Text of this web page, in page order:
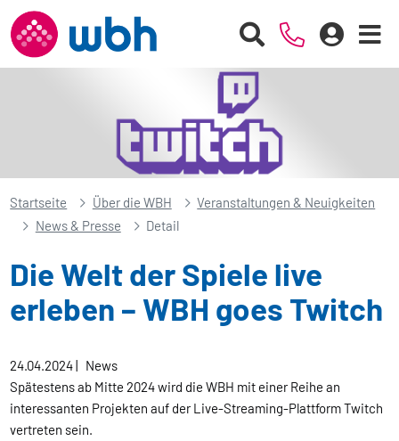
Startseite Über die WBH
Veranstaltungen & Neuigkeiten
News & Presse
Detail
Die Welt der Spiele live
erleben – WBH goes Twitch
24.04.2024| News
Spätestens ab Mitte 2024 wird die WBH mit einer Reihe an
interessanten Projekten auf der Live-Streaming-Plattform Twitch
vertreten sein.